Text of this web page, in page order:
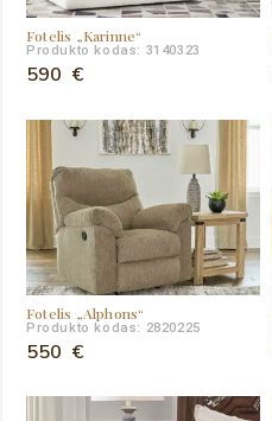
Fotelis „Karinne“
Produkto kodas: 3140323
590 €
Fotelis „Alphons“
Produkto kodas: 2820225
550 €